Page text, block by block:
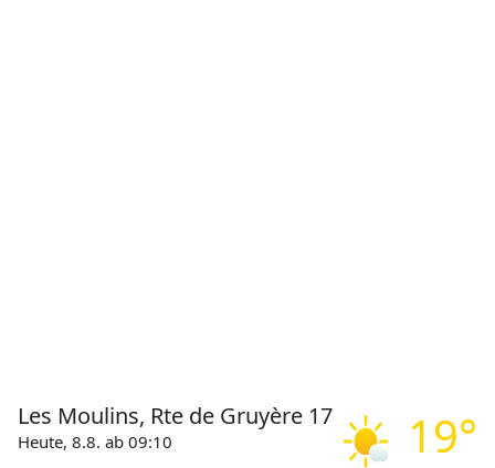
19°
Les Moulins, Rte de Gruyère 17
Heute, 8.8. ab 09:10